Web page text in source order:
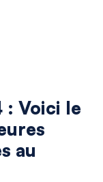
: Voici le
au